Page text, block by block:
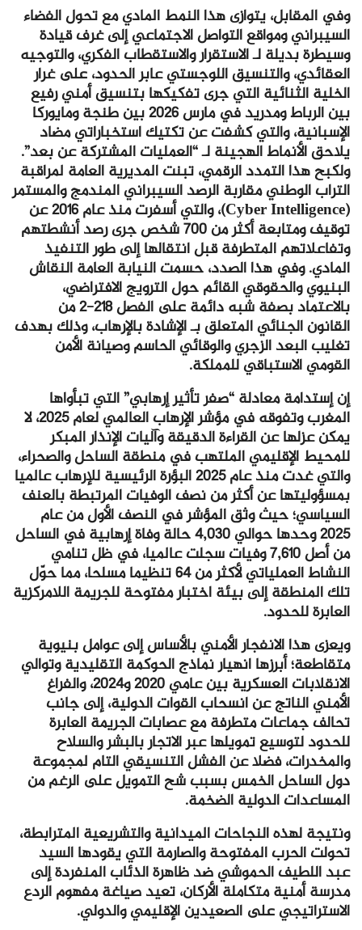
وفي المقابل، يتوازى هذا النمط المادي مع تحول الفضاء
السيبراني ومواقع التواصل الاجتماعي إلى غرف قيادة
وسيطرة بديلة لـ الاستقرار والاستقطاب الفكري، والتوجيه
العقائدي، والتنسيق اللوجستي عابر الحدود، على غرار
الخلية الثنائية التي جرى تفكيكها بتنسيق أمني رفيع
بين الرباط ومدريد في مارس 2026 بين طنجة ومايوركا
الإسبانية، والتي كشفت عن تكتيك استخباراتي مضاد
يلاحق الأنماط الهجينة لـ “العمليات المشتركة عن بعد”.
ولكبح هذا التمدد الرقمي، تبنت المديرية العامة لمراقبة
التراب الوطني مقاربة الرصد السيبراني المندمج والمستمر
(Cyber Intelligence)، والتي أسفرت منذ عام 2016 عن
توقيف ومتابعة أكثر من 700 شخص جرى رصد أنشطتهم
وتفاعلاتهم المتطرفة قبل انتقالها إلى طور التنفيذ
المادي. وفي هذا الصدد، حسمت النيابة العامة النقاش
البنيوي والحقوقي القائم حول الترويج الافتراضي،
بالاعتماد بصفة شبه دائمة على الفصل 218-2 من
القانون الجنائي المتعلق بـ الإشادة بالإرهاب، وذلك بهدف
تغليب البعد الزجري والوقائي الحاسم وصيانة الأمن
القومي الاستباقي للمملكة.
إن إستدامة معادلة “صفر تأثير إرهابي” التي تبأواها
المغرب وتفوقه في مؤشر الإرهاب العالمي لعام 2025، لا
يمكن عزلها عن القراءة الدقيقة وآليات الإنذار المبكر
للمحيط الإقليمي الملتهب في منطقة الساحل والصحراء،
والتي غدت منذ عام 2025 البؤرة الرئيسية للإرهاب عالميا
بمسؤوليتها عن أكثر من نصف الوفيات المرتبطة بالعنف
السياسي؛ حيث وثق المؤشر في النصف الأول من عام
2025 وحدها حوالي 4,030 حالة وفاة إرهابية في الساحل
من أصل 7,610 وفيات سجلت عالميا، في ظل تنامي
النشاط العملياتي لأكثر من 64 تنظيما مسلحا، مما حوّل
تلك المنطقة إلى بيئة اختبار مفتوحة للجريمة اللامركزية
العابرة للحدود.
ويعزى هذا الانفجار الأمني بالأساس إلى عوامل بنيوية
متقاطعة؛ أبرزها انهيار نماذج الحوكمة التقليدية وتوالي
الانقلابات العسكرية بين عامي 2020 و2024، والفراغ
الأمني الناتج عن انسحاب القوات الدولية، إلى جانب
تحالف جماعات متطرفة مع عصابات الجريمة العابرة
للحدود لتوسيع تمويلها عبر الاتجار بالبشر والسلاح
والمخدرات، فضلا عن الفشل التنسيقي التام لمجموعة
دول الساحل الخمس بسبب شح التمويل على الرغم من
المساعدات الدولية الضخمة.
ونتيجة لهذه النجاحات الميدانية والتشريعية المترابطة،
تحولت الحرب المفتوحة والصارمة التي يقودها السيد
عبد اللطيف الحموشي ضد ظاهرة الذئاب المنفردة إلى
مدرسة أمنية متكاملة الأركان، تعيد صياغة مفهوم الردع
الاستراتيجي على الصعيدين الإقليمي والدولي.